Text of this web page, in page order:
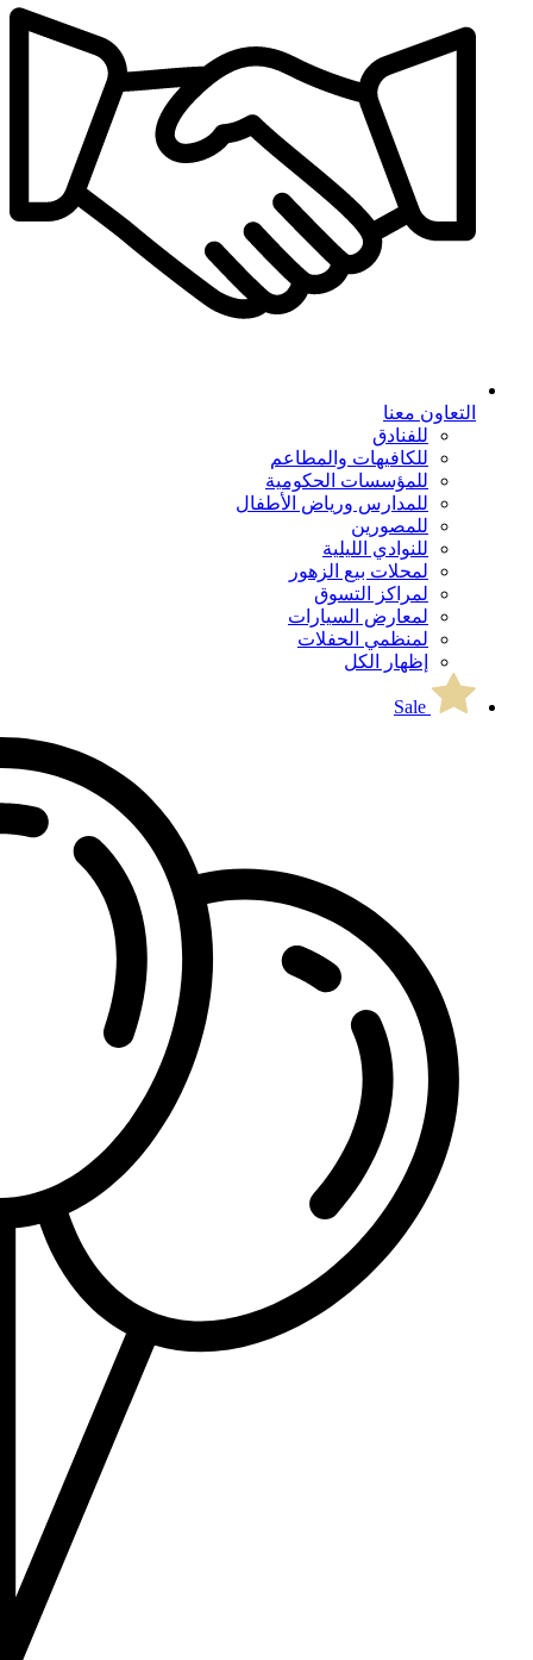
التعاون معنا
للفنادق
للكافيهات والمطاعم
للمؤسسات الحكومية
للمدارس ورياض الأطفال
للمصورين
للنوادي الليلية
لمحلات بيع الزهور
لمراكز التسوق
لمعارض السيارات
لمنظمي الحفلات
إظهار الكل